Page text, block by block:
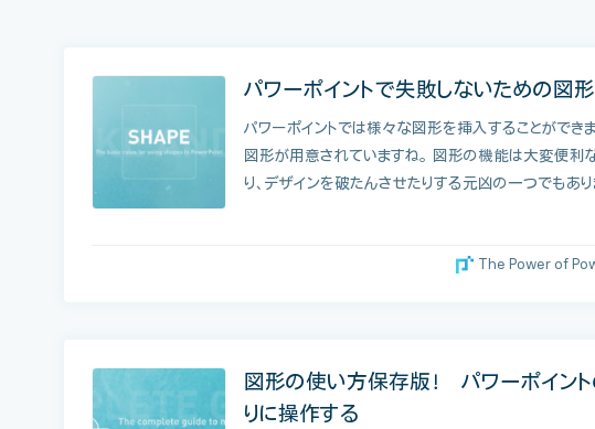
パワーポイントで失敗しないための図
パワーポイントでは様々な図形を挿入することができ
図形が用意されていますね。 図形の機能は大変便利
り、デザインを破たんさせたりする元凶の一つでもあ
The Power of
図形の使い方保存版！ パワーポイン
りに操作する